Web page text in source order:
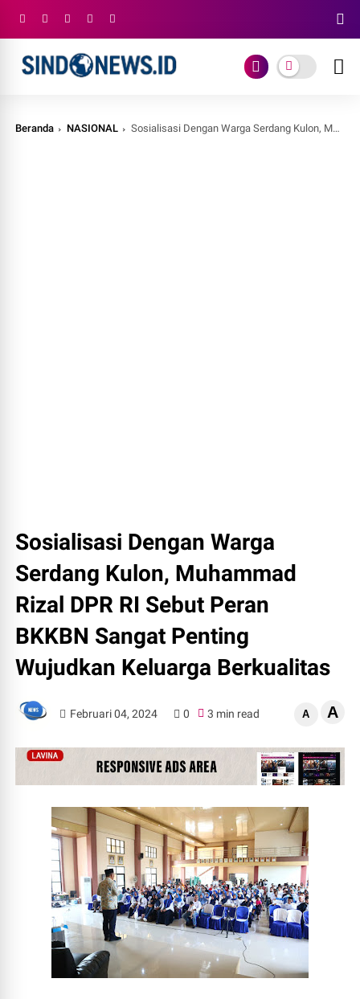
Beranda NASIONAL Sosialisasi Dengan Warga Serdang Kulon, Muhammad Rizal DPR RI Sebut Peran BKKBN Sangat Penting Wujudkan Keluarga Berkualitas
Sosialisasi Dengan Warga
Serdang Kulon, Muhammad
Rizal DPR RI Sebut Peran
BKKBN Sangat Penting
Wujudkan Keluarga Berkualitas
Februari 04, 2024 0 3 min read A A